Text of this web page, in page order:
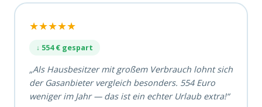
★★★★★
↓ 554 € gespart
„Als Hausbesitzer mit großem Verbrauch lohnt sich
der Gasanbieter vergleich besonders. 554 Euro
weniger im Jahr — das ist ein echter Urlaub extra!“